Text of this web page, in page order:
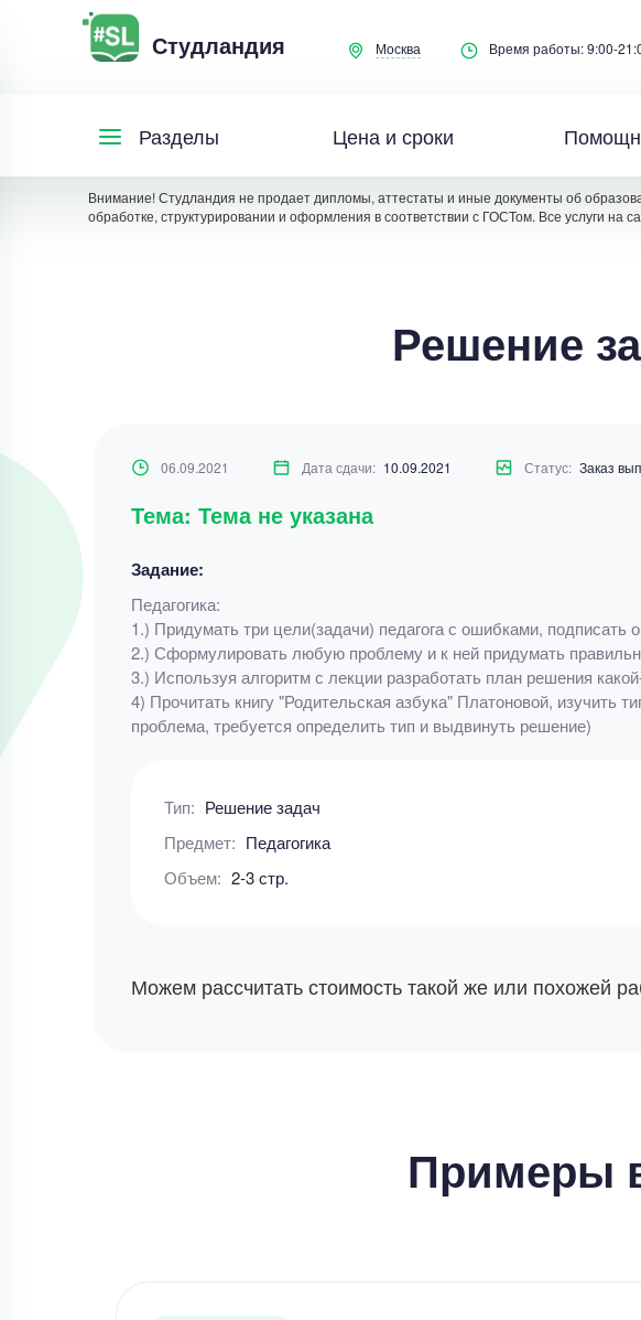
Студландия Москва Время работы: 9:00-
Разделы Цена и сроки
Внимание! Студландия не продает дипломы, аттестаты и иные документы об
обработке, структурировании и оформления в соответствии с ГОСТом. Все услуги на
Решение
06.09.2021 Дата сдачи: 10.09.2021 Статус: Заказ
Тема: Тема не указана
Задание:
Педагогика:
1.) Придумать три цели(задачи) педагога с ошибками, подписать
2.) Сформулировать любую проблему и к ней придумать
3.) Используя алгоритм с лекции разработать план решения
4) Прочитать книгу "Родительская азбука" Платоновой,
проблема, требуется определить тип и выдвинуть решение)
Тип: Решение задач
Предмет: Педагогика
Объем: 2-3 стр.
Можем рассчитать стоимость такой же или похожей
Примеры